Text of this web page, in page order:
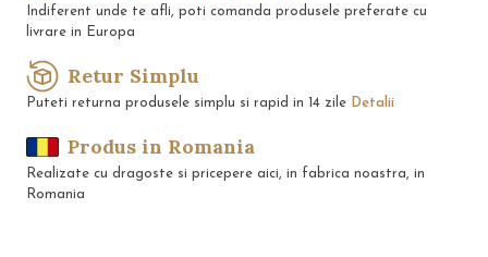
Indiferent unde te afli, poti comanda produsele preferate cu
livrare in Europa
Retur Simplu
Puteti returna produsele simplu si rapid in 14 zile Detalii
Produs in Romania
Realizate cu dragoste si pricepere aici, in fabrica noastra, in
Romania